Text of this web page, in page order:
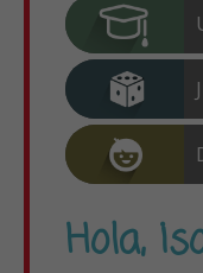
Hola,